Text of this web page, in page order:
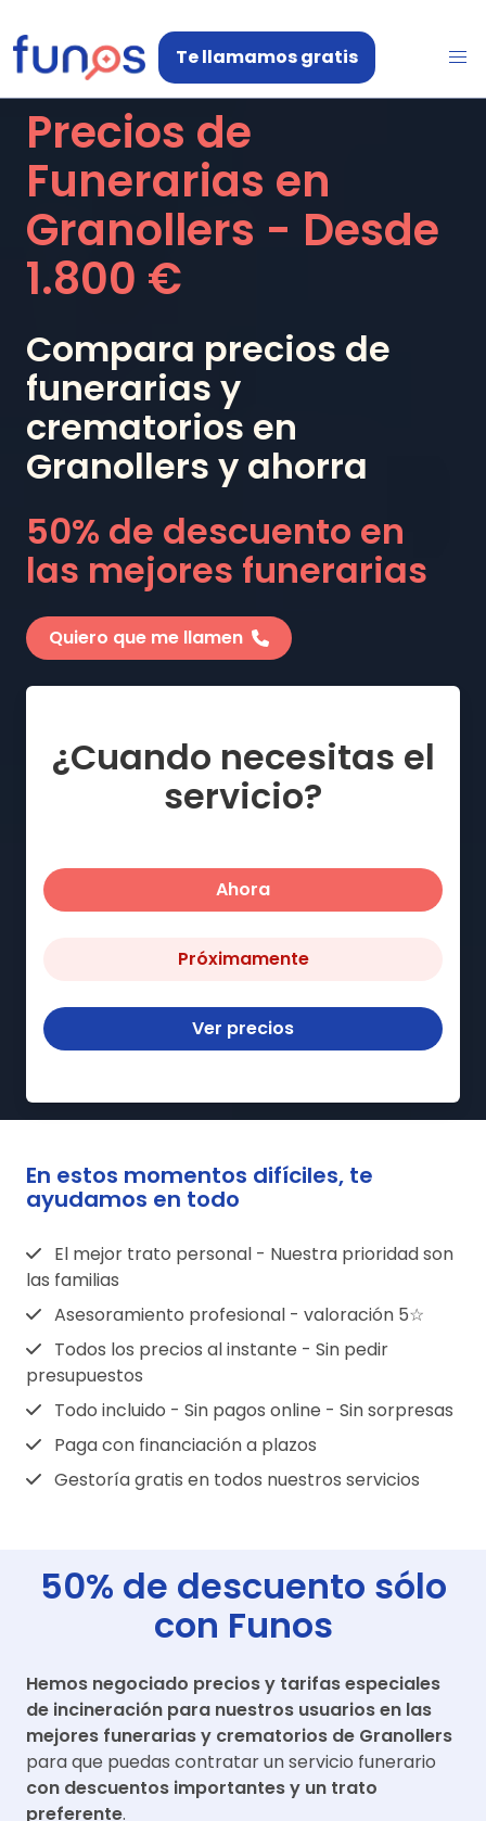
Te llamamos gratis
Precios de
Funerarias en
Granollers - Desde
1.800 €
Compara precios de
funerarias y
crematorios en
Granollers y ahorra
50% de descuento en
las mejores funerarias
Quiero que me llamen
¿Cuando necesitas el
servicio?
Ahora
Próximamente
Ver precios
En estos momentos difíciles, te
ayudamos en todo
El mejor trato personal - Nuestra prioridad son
las familias
Asesoramiento profesional - valoración 5☆
Todos los precios al instante - Sin pedir
presupuestos
Todo incluido - Sin pagos online - Sin sorpresas
Paga con financiación a plazos
Gestoría gratis en todos nuestros servicios
50% de descuento sólo
con Funos
Hemos negociado precios y tarifas especiales
de incineración para nuestros usuarios en las
mejores funerarias y crematorios de Granollers
para que puedas contratar un servicio funerario
con descuentos importantes y un trato
preferente.